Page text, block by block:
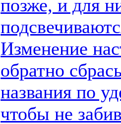
позже, и для
Изменение
обратно
названия по
чтобы не